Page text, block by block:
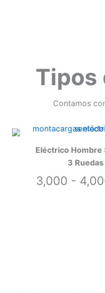
Tipos
Contamos
Eléctrico Hombre
3 Ruedas
3,000 -